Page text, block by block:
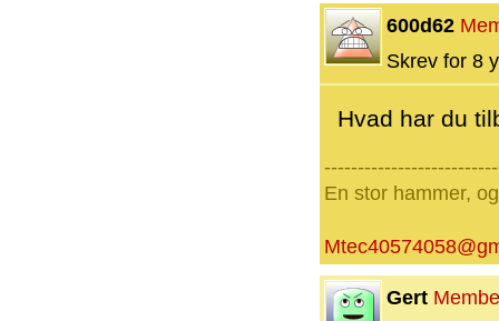
600d62
Skrev for 8
Hvad har du
En stor hammer,
Gert